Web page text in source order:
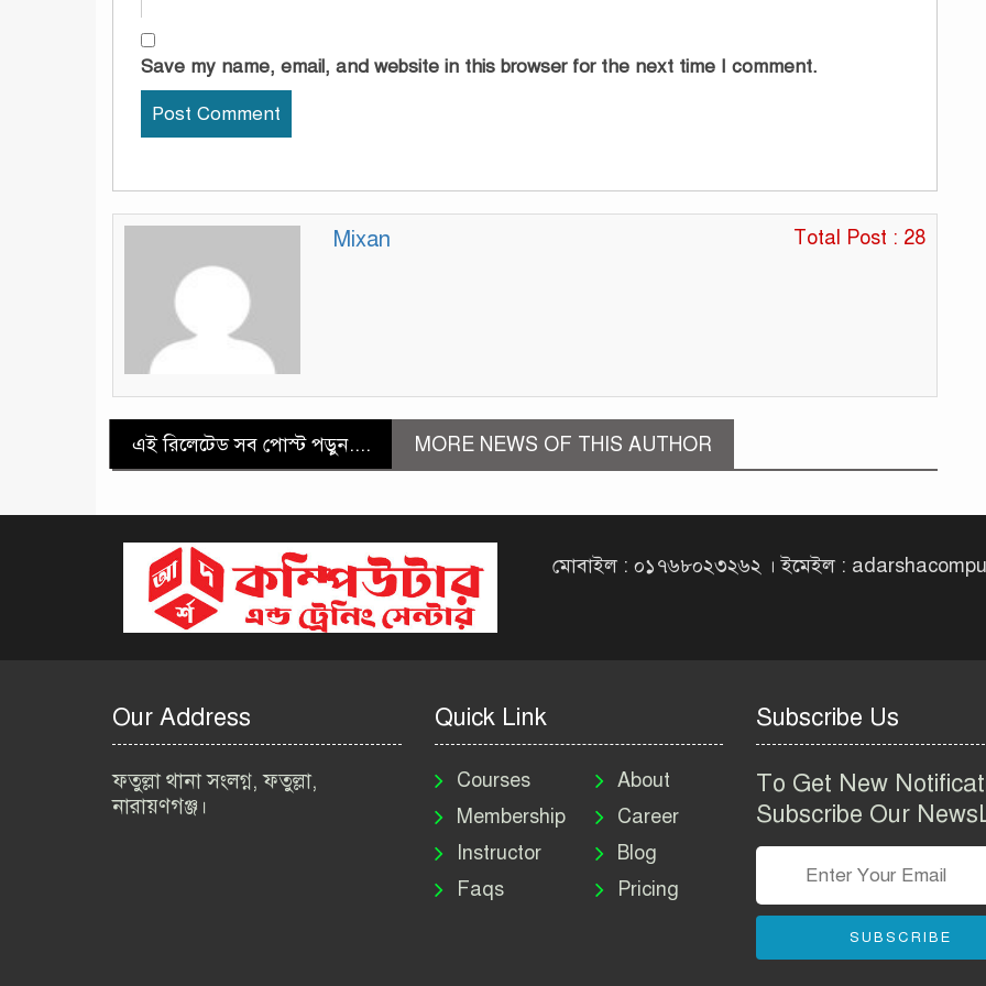
Save my name, email, and website in this browser for the next time I comment.
Mixan Total Post : 28
এই রিলেটেড সব পোস্ট পড়ুন.... MORE NEWS OF THIS AUTHOR
মোবাইল : ০১৭৬৮০২৩২৬২ । ইমেইল :
Our Address
ফতুল্লা থানা সংলগ্ন, ফতুল্লা,
নারায়ণগঞ্জ।
Quick Link
Courses
Membership
Instructor
Faqs
About
Career
Blog
Pricing
Subscribe Us
To Get New
Subscribe Our
SUBSCRIBE